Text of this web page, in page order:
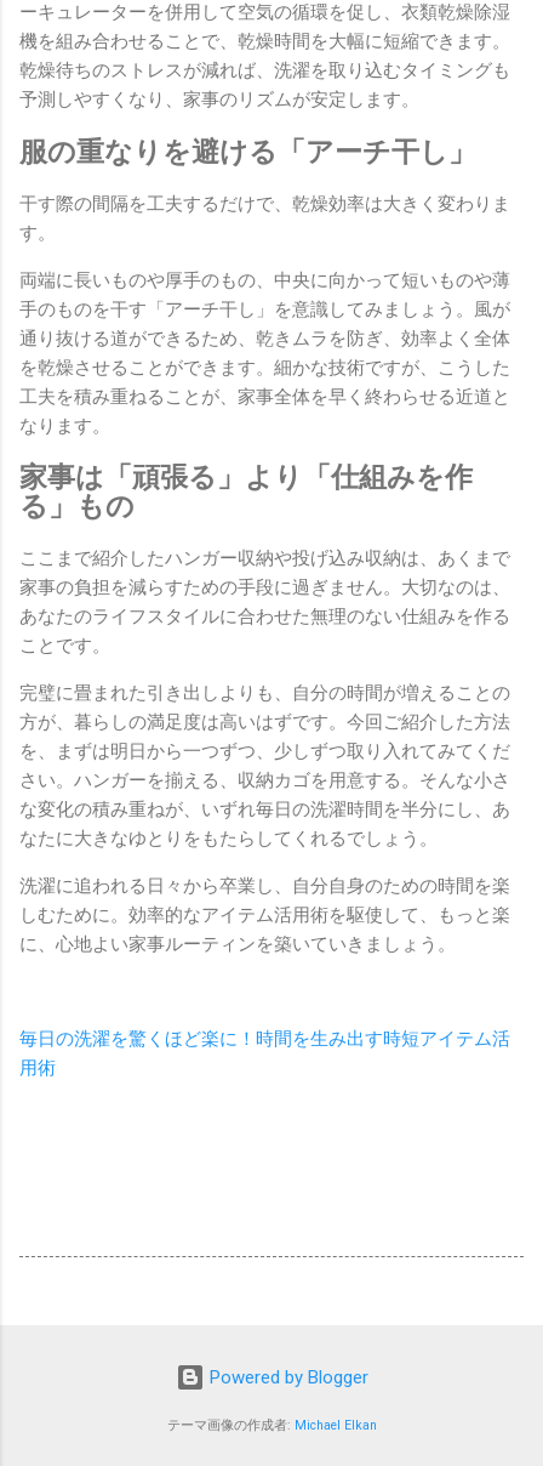
ーキュレーターを併用して空気の循環を促し、衣類乾燥除湿
機を組み合わせることで、乾燥時間を大幅に短縮できます。
乾燥待ちのストレスが減れば、洗濯を取り込むタイミングも
予測しやすくなり、家事のリズムが安定します。
服の重なりを避ける「アーチ干し」
干す際の間隔を工夫するだけで、乾燥効率は大きく変わりま
す。
両端に長いものや厚手のもの、中央に向かって短いものや薄
手のものを干す「アーチ干し」を意識してみましょう。風が
通り抜ける道ができるため、乾きムラを防ぎ、効率よく全体
を乾燥させることができます。細かな技術ですが、こうした
工夫を積み重ねることが、家事全体を早く終わらせる近道と
なります。
家事は「頑張る」より「仕組みを作
る」もの
ここまで紹介したハンガー収納や投げ込み収納は、あくまで
家事の負担を減らすための手段に過ぎません。大切なのは、
あなたのライフスタイルに合わせた無理のない仕組みを作る
ことです。
完璧に畳まれた引き出しよりも、自分の時間が増えることの
方が、暮らしの満足度は高いはずです。今回ご紹介した方法
を、まずは明日から一つずつ、少しずつ取り入れてみてくだ
さい。ハンガーを揃える、収納カゴを用意する。そんな小さ
な変化の積み重ねが、いずれ毎日の洗濯時間を半分にし、あ
なたに大きなゆとりをもたらしてくれるでしょう。
洗濯に追われる日々から卒業し、自分自身のための時間を楽
しむために。効率的なアイテム活用術を駆使して、もっと楽
に、心地よい家事ルーティンを築いていきましょう。
毎日の洗濯を驚くほど楽に！時間を生み出す時短アイテム活
用術
Powered by Blogger
テーマ画像の作成者: Michael Elkan